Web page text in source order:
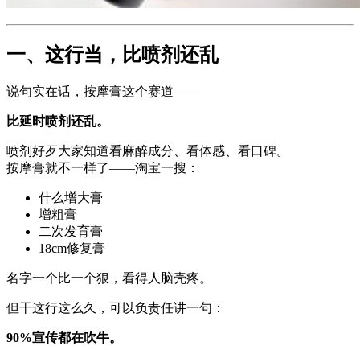
一、这行当，比喷剂还乱
说句实在话，按摩膏这个赛道——
比延时喷剂还乱。
喷剂好歹大家知道看麻醉成分、看体感、看口碑。
按摩膏就不一样了——淘宝一搜：
什么增大膏
增粗膏
二次发育膏
18cm修复膏
名字一个比一个狠，看得人脑壳疼。
但干这行这么久，可以负责任讲一句：
90%宣传都在吹牛。